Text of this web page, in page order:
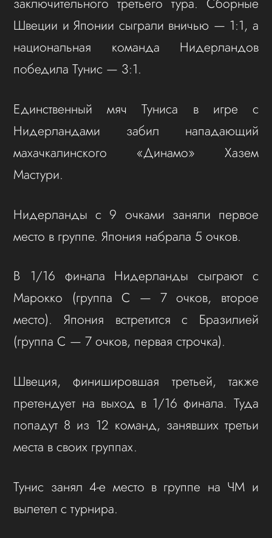
Швеции и Японии сыграли вничью — 1:1, а
национальная команда Нидерландов
победила Тунис — 3:1.
Единственный мяч Туниса в игре с
Нидерландами забил нападающий
махачкалинского «Динамо» Хазем
Мастури.
Нидерланды с 9 очками заняли первое
место в группе. Япония набрала 5 очков.
В 1/16 финала Нидерланды сыграют с
Марокко (группа С — 7 очков, второе
место). Япония встретится с Бразилией
(группа С — 7 очков, первая строчка).
Швеция, финишировшая третьей, также
претендует на выход в 1/16 финала. Туда
попадут 8 из 12 команд, занявших третьи
места в своих группах.
Тунис занял 4-е место в группе на ЧМ и
вылетел с турнира.